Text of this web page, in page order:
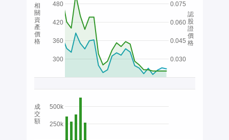
300
360
420
480
0.030
0.045
0.060
0.075
250k
500k
相
關
資
產
價
格
認
股
證
價
格
成
交
額